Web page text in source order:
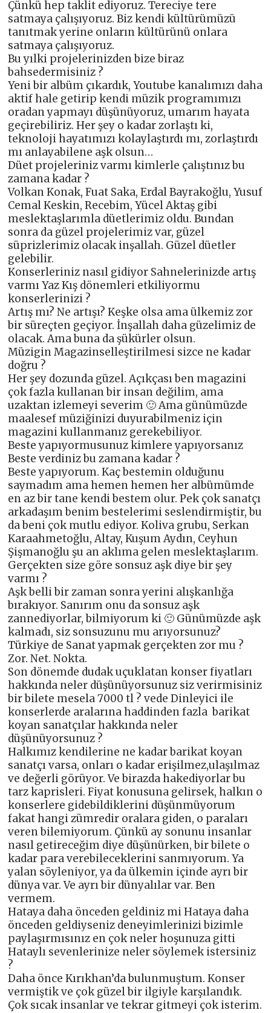
Çünkü hep taklit ediyoruz. Tereciye tere
satmaya çalışıyoruz. Biz kendi kültürümüzü
tanıtmak yerine onların kültürünü onlara
satmaya çalışıyoruz.
Bu yılki projelerinizden bize biraz
bahsedermisiniz ?
Yeni bir albüm çıkardık, Youtube kanalımızı daha
aktif hale getirip kendi müzik programımızı
oradan yapmayı düşünüyoruz, umarım hayata
geçirebiliriz. Her şey o kadar zorlaştı ki,
teknoloji hayatımızı kolaylaştırdı mı, zorlaştırdı
mı anlayabilene aşk olsun…
Düet projeleriniz varmı kimlerle çalıştınız bu
zamana kadar ?
Volkan Konak, Fuat Saka, Erdal Bayrakoğlu, Yusuf
Cemal Keskin, Recebim, Yücel Aktaş gibi
meslektaşlarımla düetlerimiz oldu. Bundan
sonra da güzel projelerimiz var, güzel
süprizlerimiz olacak inşallah. Güzel düetler
gelebilir.
Konserleriniz nasıl gidiyor Sahnelerinizde artış
varmı Yaz Kış dönemleri etkiliyormu
konserlerinizi ?
Artış mı? Ne artışı? Keşke olsa ama ülkemiz zor
bir süreçten geçiyor. İnşallah daha güzelimiz de
olacak. Ama buna da şükürler olsun.
Müzigin Magazinselleştirilmesi sizce ne kadar
doğru ?
Her şey dozunda güzel. Açıkçası ben magazini
çok fazla kullanan bir insan değilim, ama
uzaktan izlemeyi severim 🙂 Ama günümüzde
maalesef müziğinizi duyurabilmeniz için
magazini kullanmanız gerekebiliyor.
Beste yapıyormusunuz kimlere yapıyorsanız
Beste verdiniz bu zamana kadar ?
Beste yapıyorum. Kaç bestemin olduğunu
saymadım ama hemen hemen her albümümde
en az bir tane kendi bestem olur. Pek çok sanatçı
arkadaşım benim bestelerimi seslendirmiştir, bu
da beni çok mutlu ediyor. Koliva grubu, Serkan
Karaahmetoğlu, Altay, Kuşum Aydın, Ceyhun
Şişmanoğlu şu an aklıma gelen meslektaşlarım.
Gerçekten size göre sonsuz aşk diye bir şey
varmı ?
Aşk belli bir zaman sonra yerini alışkanlığa
bırakıyor. Sanırım onu da sonsuz aşk
zannediyorlar, bilmiyorum ki 🙂 Günümüzde aşk
kalmadı, siz sonsuzunu mu arıyorsunuz?
Türkiye de Sanat yapmak gerçekten zor mu ?
Zor. Net. Nokta.
Son dönemde dudak uçuklatan konser fiyatları
hakkında neler düşünüyorsunuz siz verirmisiniz
bir bilete mesela 7000 tl ? vede Dinleyici ile
konserlerde aralarına haddinden fazla barikat
koyan sanatçılar hakkında neler
düşünüyorsunuz ?
Halkımız kendilerine ne kadar barikat koyan
sanatçı varsa, onları o kadar erişilmez,ulaşılmaz
ve değerli görüyor. Ve birazda hakediyorlar bu
tarz kaprisleri. Fiyat konusuna gelirsek, halkın o
konserlere gidebildiklerini düşünmüyorum
fakat hangi zümredir oralara giden, o paraları
veren bilemiyorum. Çünkü ay sonunu insanlar
nasıl getireceğim diye düşünürken, bir bilete o
kadar para verebileceklerini sanmıyorum. Ya
yalan söyleniyor, ya da ülkemin içinde ayrı bir
dünya var. Ve ayrı bir dünyalılar var. Ben
vermem.
Hataya daha önceden geldiniz mi Hataya daha
önceden geldiyseniz deneyimlerinizi bizimle
paylaşırmısınız en çok neler hoşunuza gitti
Hataylı sevenlerinize neler söylemek istersiniz
?
Daha önce Kırıkhan’da bulunmuştum. Konser
vermiştik ve çok güzel bir ilgiyle karşılandık.
Çok sıcak insanlar ve tekrar gitmeyi çok isterim.